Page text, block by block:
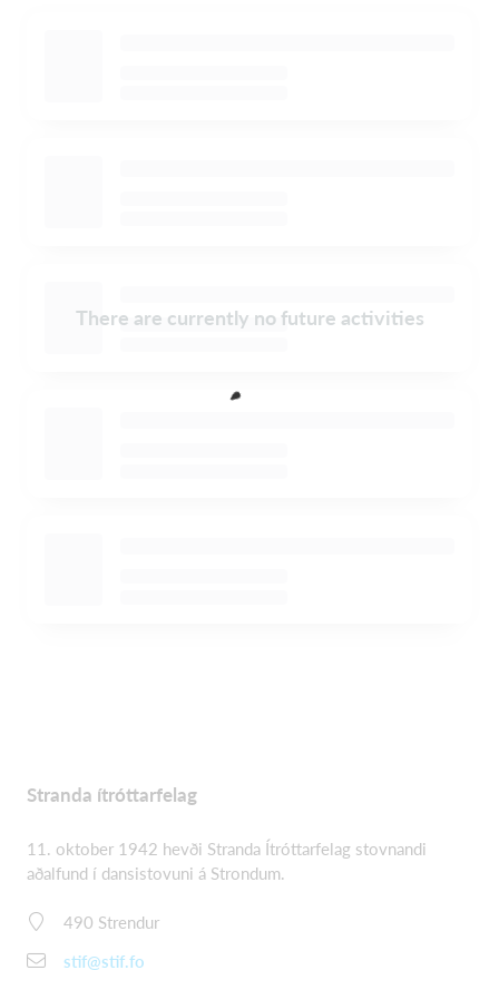
There are currently no future activities
Stranda ítróttarfelag
11. oktober 1942 hevði Stranda Ítróttarfelag stovnandi
aðalfund í dansistovuni á Strondum.
490 Strendur
stif@stif.fo